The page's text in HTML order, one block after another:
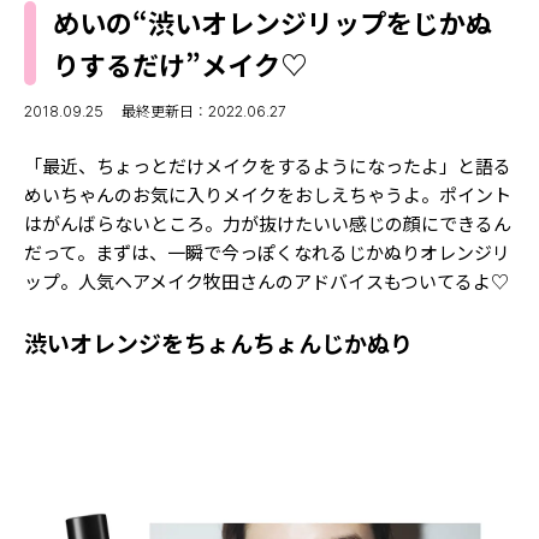
モデルの購入品
おでかけ
MODEL'S BLOG
TikTok
Instagram
YouTube
FORTUNE
ゲッターズ飯田
ミスセブンティーンニュース
MAGAZINE
めいの“渋いオレンジリップをじかぬ
りするだけ”メイク♡
2018.09.25 最終更新日：2022.06.27
「最近、ちょっとだけメイクをするようになったよ」と語る
めいちゃんのお気に入りメイクをおしえちゃうよ。ポイント
はがんばらないところ。力が抜けたいい感じの顔にできるん
だって。まずは、一瞬で今っぽくなれるじかぬりオレンジリ
ップ。人気ヘアメイク牧田さんのアドバイスもついてるよ♡
渋いオレンジをちょんちょんじかぬり